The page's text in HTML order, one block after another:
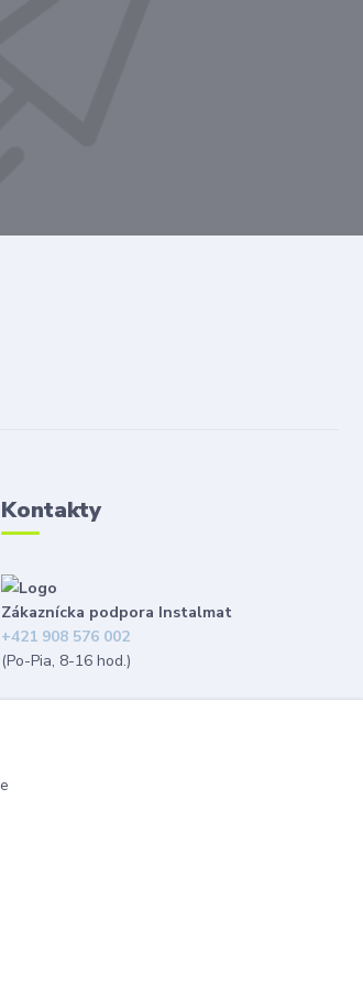
Kontakty
Zákaznícka podpora Instalmat
+421 908 576 002
(Po-Pia, 8-16 hod.)
eshop@instalmat.sk